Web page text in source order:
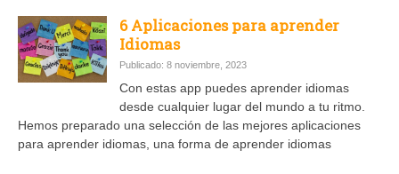
6 Aplicaciones para aprender
Idiomas
Publicado: 8 noviembre, 2023
Con estas app puedes aprender idiomas
desde cualquier lugar del mundo a tu ritmo.
Hemos preparado una selección de las mejores aplicaciones
para aprender idiomas, una forma de aprender idiomas